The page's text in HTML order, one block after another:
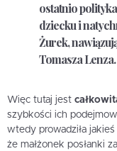
ostatnio
dziecku i
Żurek,
Tomasza Lenza.
Więc tutaj jest
szybkości ich
wtedy prowadziła
że małżonek posłanki